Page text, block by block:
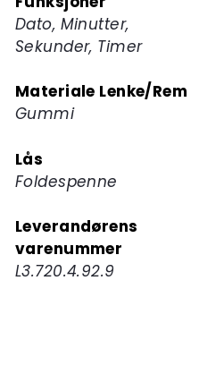
Dato, Minutter,
Sekunder, Timer
Materiale Lenke/Rem
Gummi
Lås
Foldespenne
Leverandørens
varenummer
L3.720.4.92.9